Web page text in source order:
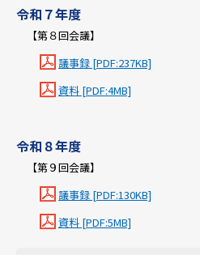
令和７年度
【第８回会議】
議事録 [PDF:237KB]
資料 [PDF:4MB]
令和８年度
【第９回会議】
議事録 [PDF:130KB]
資料 [PDF:5MB]